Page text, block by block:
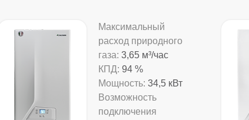
Максимальный
расход природного
газа: 3,65 м³/час
КПД: 94 %
Мощность: 34,5 кВт
Возможность
подключения